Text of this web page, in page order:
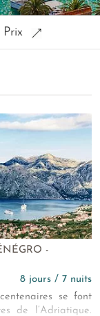
Prix
-
8 jours / 7 nuits
se font
de l’Adriatique.